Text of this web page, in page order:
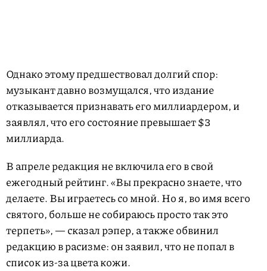
Однако этому предшествовал долгий спор:
музыкант давно возмущался, что издание
отказывается признавать его миллиардером, и
заявлял, что его состояние превышает $3
миллиарда.
В апреле редакция не включила его в свой
ежегодный рейтинг. «Вы прекрасно знаете, что
делаете. Вы играетесь со мной. Но я, во имя всего
святого, больше не собираюсь просто так это
терпеть», — сказал рэпер, а также обвинил
редакцию в расизме: он заявил, что не попал в
список из-за цвета кожи.